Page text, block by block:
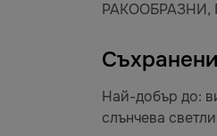
РАКООБРАЗНИ,
Най-добър до:
слънчева